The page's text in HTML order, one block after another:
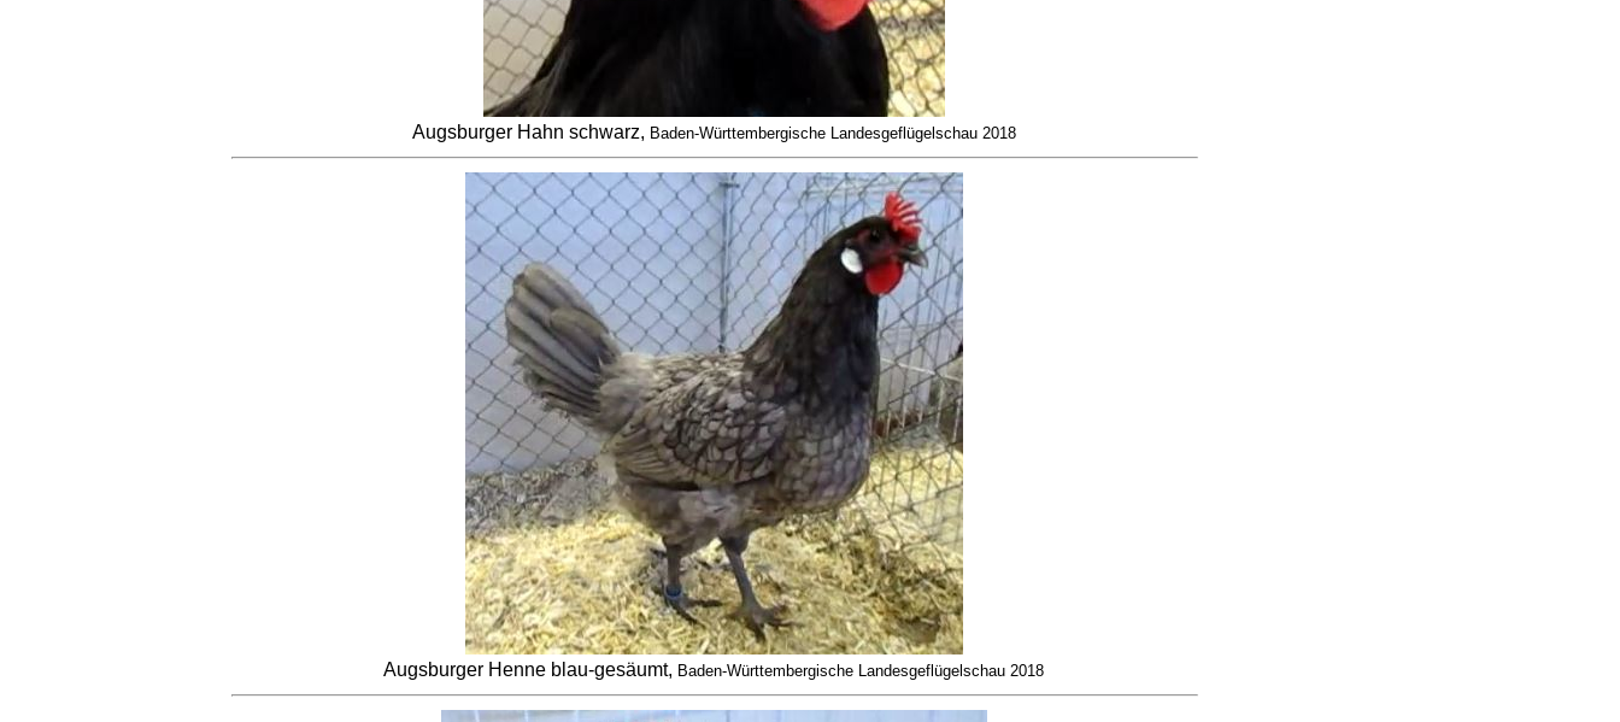
Augsburger Hahn schwarz, Baden-Württembergische Landesgeflügelschau 2018
Augsburger Henne blau-gesäumt, Baden-Württembergische Landesgeflügelschau 2018